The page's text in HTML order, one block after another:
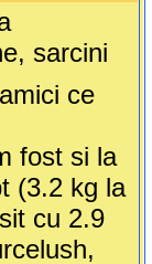
sarcini
ce
fost si la
(3.2 kg la
cu 2.9